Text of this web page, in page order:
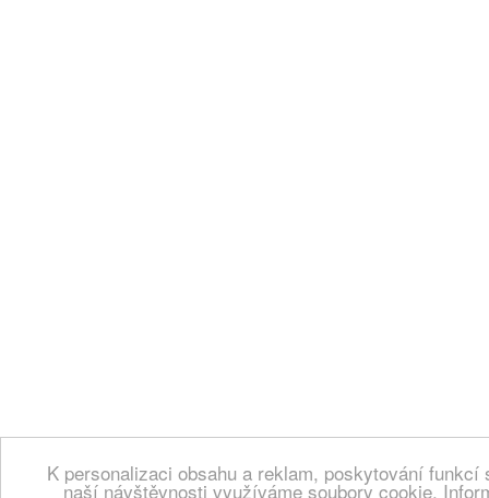
K personalizaci obsahu a reklam, poskytování
naší návštěvnosti využíváme soubory cookie.